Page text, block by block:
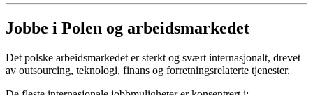
Jobbe i Polen og arbeidsmarkedet
Det polske arbeidsmarkedet er sterkt og svært internasjonalt, drevet
av outsourcing, teknologi, finans og forretningsrelaterte tjenester.